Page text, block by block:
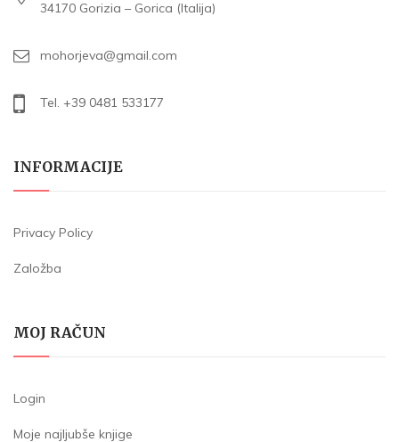
34170 Gorizia – Gorica (Italija)
mohorjeva@gmail.com
Tel. +39 0481 533177
INFORMACIJE
Privacy Policy
Založba
MOJ RAČUN
Login
Moje najljubše knjige